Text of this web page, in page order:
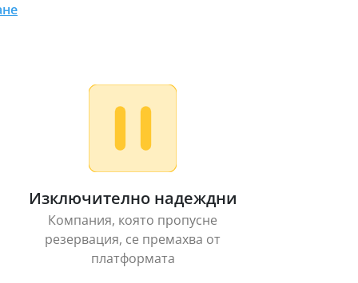
Изключително надеждни
Компания, която пропусне
резервация, се премахва от
платформата